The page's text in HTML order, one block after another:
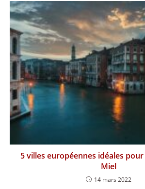
5 villes européennes idéales
Miel
14 mars 2022